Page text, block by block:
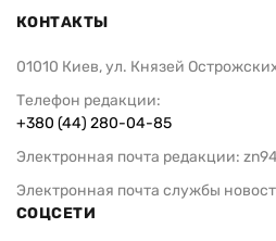
КОНТАКТЫ
01010 Киев, ул. Князей
Телефон редакции:
+380 (44) 280-04-85
Электронная почта редакции:
Электронная почта службы
СОЦСЕТИ